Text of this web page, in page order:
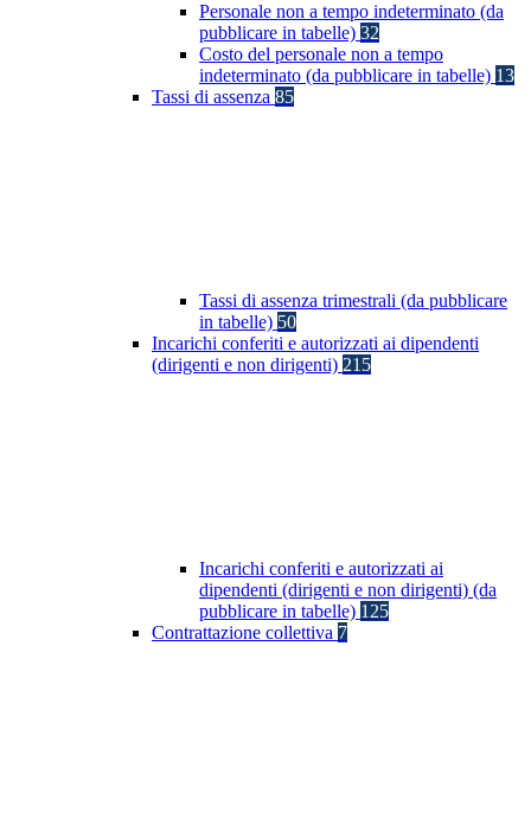
Personale non a tempo indeterminato (da
pubblicare in tabelle) 32
Costo del personale non a tempo
indeterminato (da pubblicare in tabelle) 13
Tassi di assenza 85
Tassi di assenza trimestrali (da pubblicare
in tabelle) 50
Incarichi conferiti e autorizzati ai dipendenti
(dirigenti e non dirigenti) 215
Incarichi conferiti e autorizzati ai
dipendenti (dirigenti e non dirigenti) (da
pubblicare in tabelle) 125
Contrattazione collettiva 7